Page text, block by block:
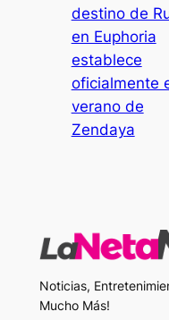
destino de
en Euphoria
establece
oficialmente
verano de
Zendaya
Noticias,
Mucho Más!